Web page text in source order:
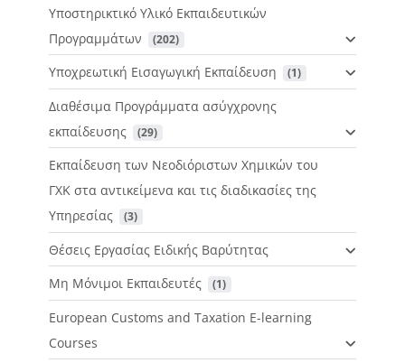
Υποστηρικτικό Υλικό Εκπαιδευτικών
Προγραμμάτων
(202)
Υποχρεωτική Εισαγωγική Εκπαίδευση (1)
Διαθέσιμα Προγράμματα ασύγχρονης
εκπαίδευσης
(29)
Εκπαίδευση των Νεοδιόριστων Χημικών του
ΓΧΚ στα αντικείμενα και τις διαδικασίες της
Υπηρεσίας
(3)
Θέσεις Εργασίας Ειδικής Βαρύτητας
Μη Μόνιμοι Εκπαιδευτές
(1)
European Customs and Taxation E-learning
Courses